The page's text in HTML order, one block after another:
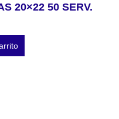
20×22 50 SERV.